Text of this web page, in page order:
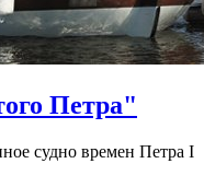
Петра"
судно времен Петра I